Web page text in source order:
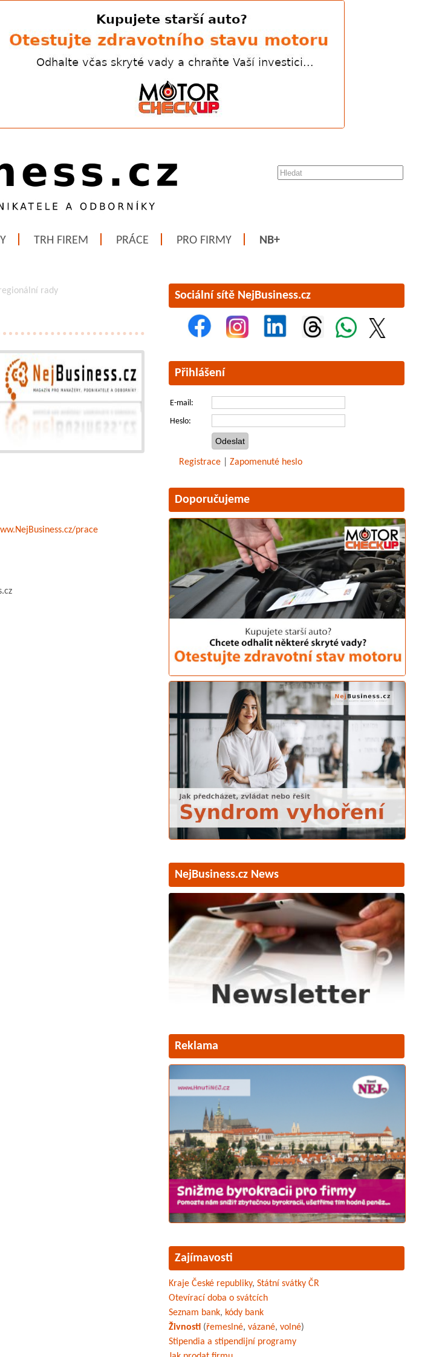
TRH FIREM PRÁCE PRO FIRMY NB+
rady
prace
Sociální sítě NejBusiness.cz
Přihlášení
E-mail:
Heslo:
Registrace Zapomenuté heslo
Doporučujeme
NejBusiness.cz News
Reklama
Zajímavosti
Kraje České republiky, Státní svátky ČR
Otevírací doba o svátcích
Seznam bank, kódy bank
Živnosti (řemeslné, vázané, volné)
Stipendia a stipendijní programy